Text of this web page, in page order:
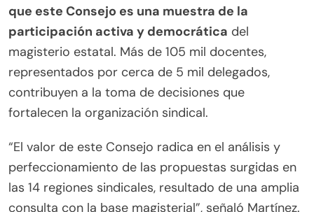
que este Consejo es una muestra de la
participación activa y democrática del
magisterio estatal. Más de 105 mil docentes,
representados por cerca de 5 mil delegados,
contribuyen a la toma de decisiones que
fortalecen la organización sindical.
“El valor de este Consejo radica en el análisis y
perfeccionamiento de las propuestas surgidas en
las 14 regiones sindicales, resultado de una amplia
consulta con la base magisterial”, señaló Martínez.